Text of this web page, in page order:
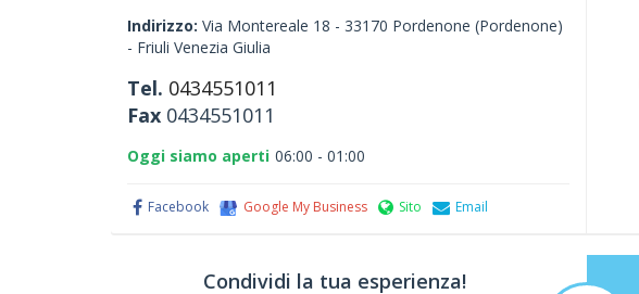
Indirizzo: Via Montereale 18 - 33170 Pordenone (Pordenone)
- Friuli Venezia Giulia
Tel. 0434551011
Fax 0434551011
Oggi siamo aperti 06:00 - 01:00
Facebook Google My Business Sito Email
Condividi la tua esperienza!